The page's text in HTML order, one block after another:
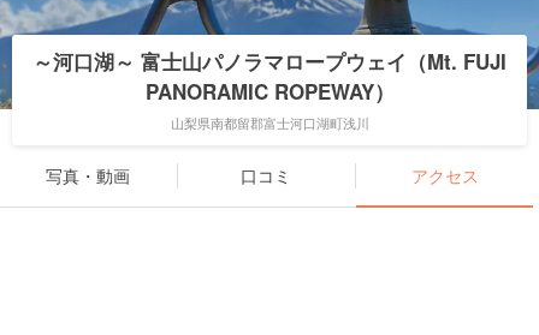
～河口湖～ 富士山パノラマロープウェイ（Mt. FUJI
PANORAMIC ROPEWAY）
山梨県南都留郡富士河口湖町浅川
写真・動画 口コミ アクセス